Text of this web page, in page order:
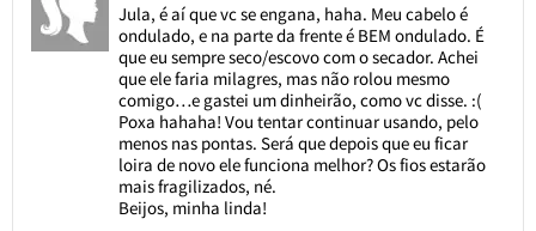
Jula, é aí que vc se engana, haha. Meu cabelo é
ondulado, e na parte da frente é BEM ondulado. É
que eu sempre seco/escovo com o secador. Achei
que ele faria milagres, mas não rolou mesmo
comigo…e gastei um dinheirão, como vc disse. :(
Poxa hahaha! Vou tentar continuar usando, pelo
menos nas pontas. Será que depois que eu ficar
loira de novo ele funciona melhor? Os fios estarão
mais fragilizados, né.
Beijos, minha linda!